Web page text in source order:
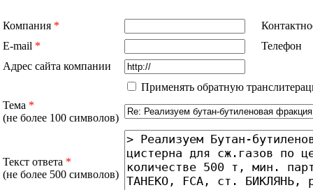
Компания *
E-mail *
Телефон
Адрес сайта компании
Применять обратную
Тема *
(не более 100 символов)
Текст ответа *
(не более 500 символов)